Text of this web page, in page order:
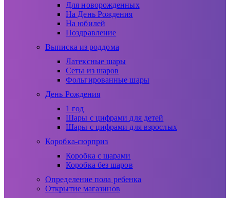
Для новорожденных
На День Рождения
На юбилей
Поздравление
Выписка из роддома
Латексные шары
Сеты из шаров
Фольгированные шары
День Рождения
1 год
Шары с цифрами для детей
Шары с цифрами для взрослых
Коробка-сюрприз
Коробка с шарами
Коробка без шаров
Определение пола ребенка
Открытие магазинов